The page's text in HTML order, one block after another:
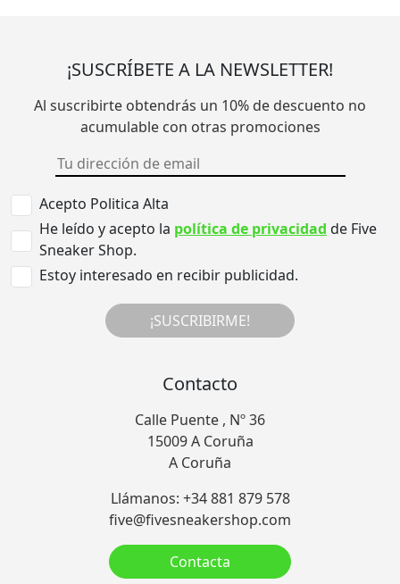
¡SUSCRÍBETE A LA NEWSLETTER!
Al suscribirte obtendrás un 10% de descuento no
acumulable con otras promociones
Acepto Politica Alta
He leído y acepto la política de privacidad de Five
Sneaker Shop.
Estoy interesado en recibir publicidad.
¡SUSCRIBIRME!
Contacto
Calle Puente , Nº 36
15009 A Coruña
A Coruña
Llámanos: +34 881 879 578
five@fivesneakershop.com
Contacta